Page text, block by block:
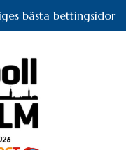
bästa bettingsidor